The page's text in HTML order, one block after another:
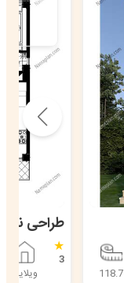
118.7
★
3
ویلایی